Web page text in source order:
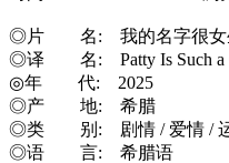
◎片 名: 我的名字很女
◎译 名: Patty Is Such a
◎年 代: 2025
◎产 地: 希腊
◎类 别: 剧情 / 爱情 /
◎语 言: 希腊语